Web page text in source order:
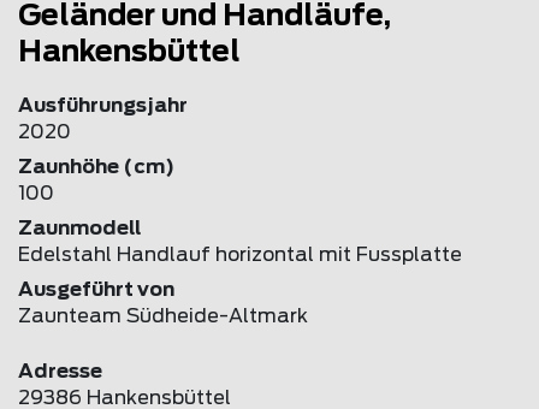
Geländer und Handläufe,
Hankensbüttel
Ausführungsjahr
2020
Zaunhöhe (cm)
100
Zaunmodell
Edelstahl Handlauf horizontal mit Fussplatte
Ausgeführt von
Zaunteam Südheide-Altmark
Adresse
29386 Hankensbüttel